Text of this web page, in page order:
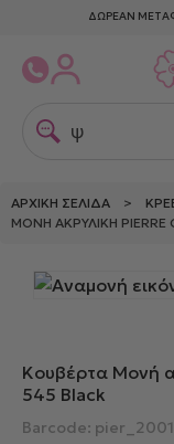
ΔΩΡΕΑΝ
ψαχ
ΑΡΧΙΚΉ ΣΕΛΊΔΑ >
ΜΟΝΉ ΑΚΡΥΛΙΚΉ PIERRE
Κουβέρτα Μονή
545 Black
Barcode: